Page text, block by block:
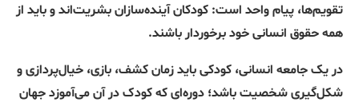
تقویم‌ها، پیام واحد است: کودکان آینده‌سازان بشریت‌اند و باید از
همه حقوق انسانی خود برخوردار باشند.
در یک جامعه انسانی، کودکی باید زمان کشف، بازی، خیال‌پردازی و
شکل‌گیری شخصیت باشد؛ دوره‌ای که کودک در آن می‌آموزد جهان